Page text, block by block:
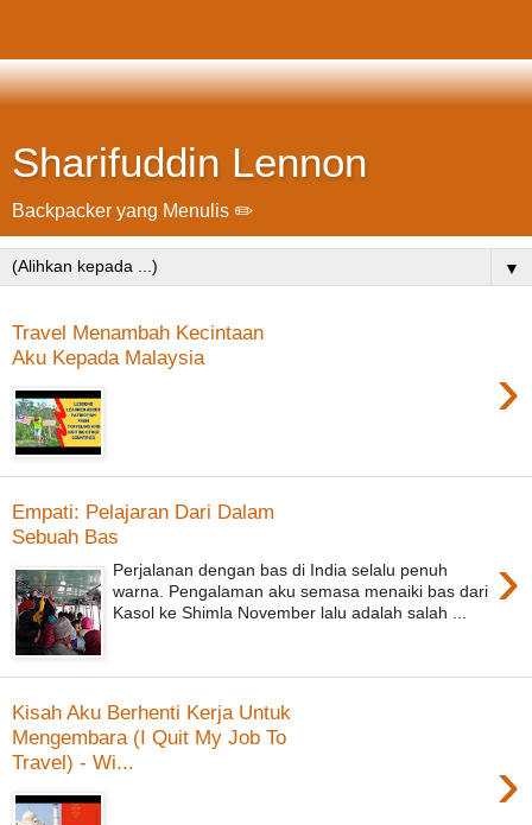
Sharifuddin Lennon
Backpacker yang Menulis ✏️
▼
Travel Menambah Kecintaan
Aku Kepada Malaysia
›
Empati: Pelajaran Dari Dalam
Sebuah Bas
›
Perjalanan dengan bas di India selalu penuh
warna. Pengalaman aku semasa menaiki bas dari
Kasol ke Shimla November lalu adalah salah ...
Kisah Aku Berhenti Kerja Untuk
Mengembara (I Quit My Job To
Travel) - Wi...
›